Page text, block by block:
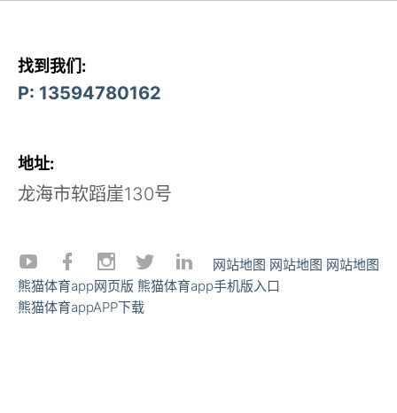
找到我们:
P: 13594780162
地址:
龙海市软蹈崖130号
网站地图 网站地图 网站地图
熊猫体育app网页版 熊猫体育app手机版入口
熊猫体育appAPP下载